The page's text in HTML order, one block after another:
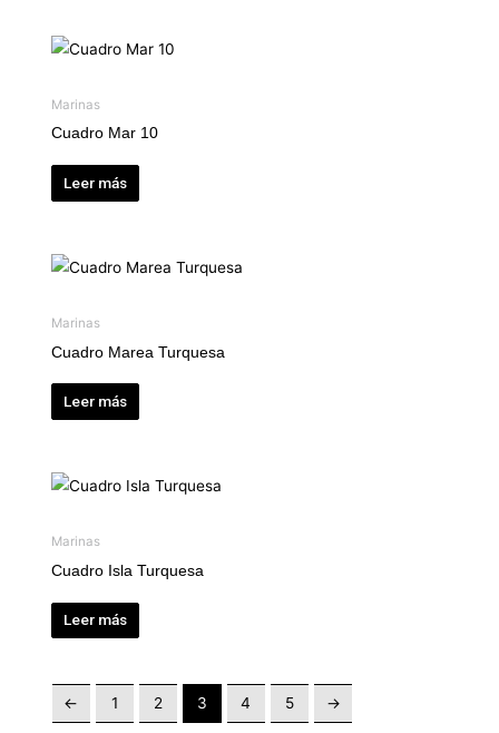
Marinas
Cuadro Mar 10
Leer más
Marinas
Cuadro Marea Turquesa
Leer más
Marinas
Cuadro Isla Turquesa
Leer más
← 1 2 3 4 5 →